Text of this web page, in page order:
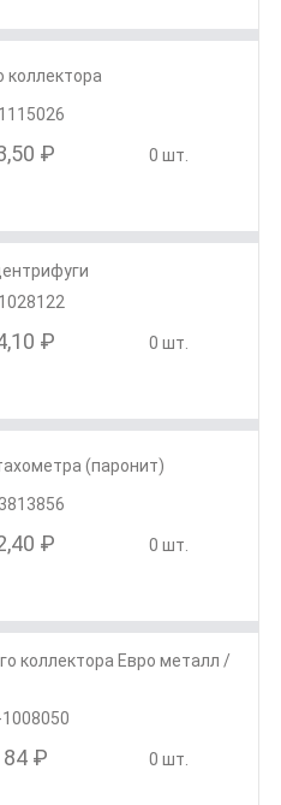
коллектора
₽ 0 шт.
₽ 0 шт.
(паронит)
₽ 0 шт.
коллектора Евро металл /
84 ₽ 0 шт.